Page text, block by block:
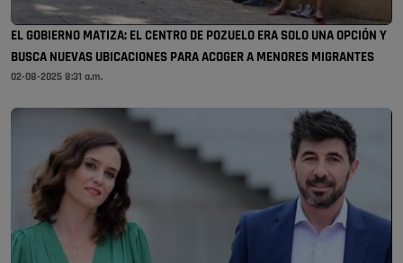
EL GOBIERNO MATIZA: EL CENTRO DE POZUELO ERA SOLO UNA OPCIÓN Y
BUSCA NUEVAS UBICACIONES PARA ACOGER A MENORES MIGRANTES
02-08-2025 8:31 a.m.